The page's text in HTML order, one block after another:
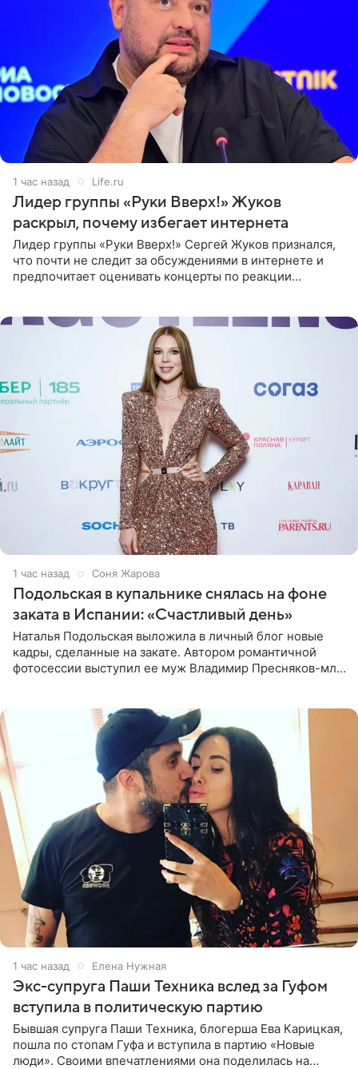
1 час назад Life.ru
Лидер группы «Руки Вверх!» Жуков
раскрыл, почему избегает интернета
Лидер группы «Руки Вверх!» Сергей Жуков признался,
что почти не следит за обсуждениями в интернете и
предпочитает оценивать концерты по реакции
1 час назад Соня Жарова
Подольская в купальнике снялась на фоне
заката в Испании: «Счастливый день»
Наталья Подольская выложила в личный блог новые
кадры, сделанные на закате. Автором романтичной
фотосессии выступил ее муж Владимир Пресняков-мл.
1 час назад Елена Нужная
Экс-супруга Паши Техника вслед за Гуфом
вступила в политическую партию
Бывшая супруга Паши Техника, блогерша Ева Карицкая,
пошла по стопам Гуфа и вступила в партию «Новые
люди». Своими впечатлениями она поделилась на